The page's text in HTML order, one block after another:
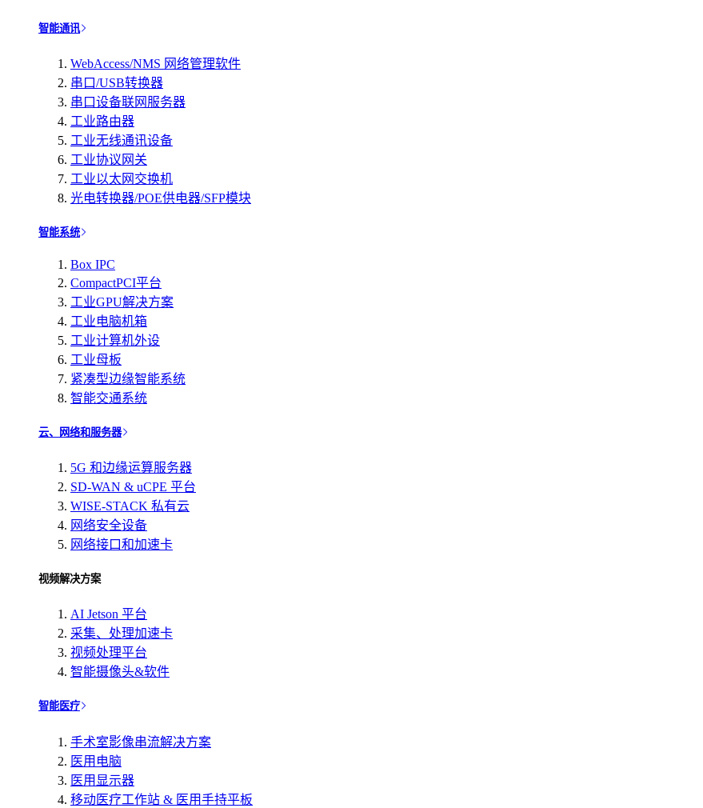
智能通讯
WebAccess/NMS 网络管理软件
串口/USB转换器
串口设备联网服务器
工业路由器
工业无线通讯设备
工业协议网关
工业以太网交换机
光电转换器/POE供电器/SFP模块
智能系统
Box IPC
CompactPCI平台
工业GPU解决方案
工业电脑机箱
工业计算机外设
工业母板
紧凑型边缘智能系统
智能交通系统
云、网络和服务器
5G 和边缘运算服务器
SD-WAN & uCPE 平台
WISE-STACK 私有云
网络安全设备
网络接口和加速卡
视频解决方案
AI Jetson 平台
采集、处理加速卡
视频处理平台
智能摄像头&软件
智能医疗
手术室影像串流解决方案
医用电脑
医用显示器
移动医疗工作站 & 医用手持平板